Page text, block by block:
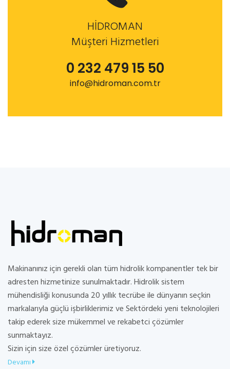
HİDROMAN
Müşteri Hizmetleri
0 232 479 15 50
info@hidroman.com.tr
Makinanınız için gerekli olan tüm hidrolik kompanentler tek bir
adresten hizmetinize sunulmaktadır. Hidrolik sistem
mühendisliği konusunda 20 yıllık tecrübe ile dünyanın seçkin
markalarıyla güçlü işbirliklerimiz ve Sektördeki yeni teknolojileri
takip ederek size mükemmel ve rekabetci çözümler
sunmaktayız.
Sizin için size özel çözümler üretiyoruz.
Devamı